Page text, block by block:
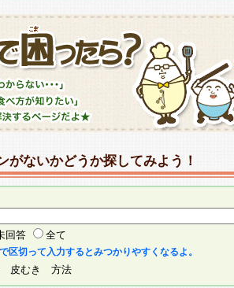
がないかどうか探してみよう！
回答 全て
区切って入力するとみつかりやすくなるよ。
むき 方法